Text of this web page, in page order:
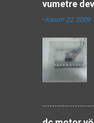
vumetre
-Kasım 22, 2009